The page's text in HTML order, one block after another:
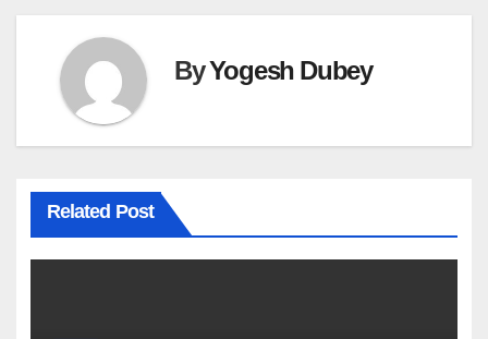
ByYogesh Dubey
Related Post